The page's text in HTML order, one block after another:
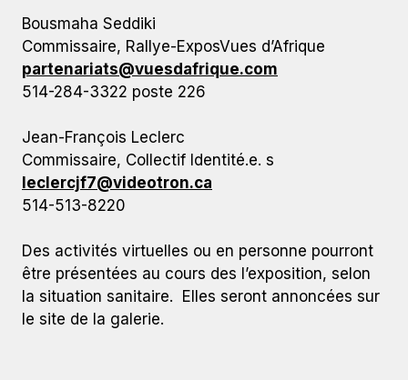
Bousmaha Seddiki
Commissaire, Rallye-ExposVues d’Afrique
partenariats@vuesdafrique.com
514-284-3322 poste 226
Jean-François Leclerc
Commissaire, Collectif Identité.e. s
leclercjf7@videotron.ca
514-513-8220
Des activités virtuelles ou en personne pourront
être présentées au cours des l’exposition, selon
la situation sanitaire. Elles seront annoncées sur
le site de la galerie.